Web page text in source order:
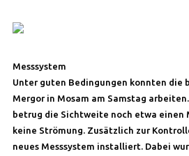
Messsystem
Unter guten Bedingungen konnten die
Mergor in Mosam am Samstag
betrug die Sichtweite noch etwa einen
keine Strömung. Zusätzlich zur
neues Messsystem installiert. Dabei